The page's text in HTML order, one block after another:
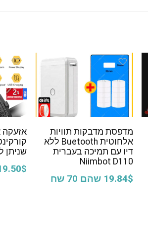
מדפסת מדבקות תוויות
אלחוטית Buetooth ללא
דיו עם תמיכה בעברית
Niimbot D110
19.84$ שהם 70 שח
אזעקה
שניתן
19.50$ שהם 67